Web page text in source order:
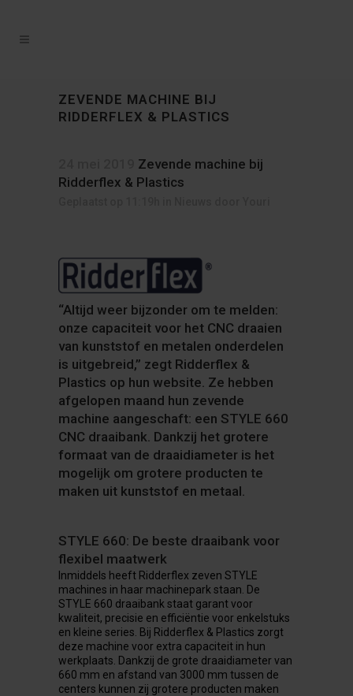
ZEVENDE MACHINE BIJ
RIDDERFLEX & PLASTICS
Zevende machine bij
Ridderflex & Plastics
“Altijd weer bijzonder om te melden:
onze capaciteit voor het CNC draaien
van kunststof en metalen onderdelen
is uitgebreid,” zegt Ridderflex &
Plastics op hun website. Ze hebben
afgelopen maand hun zevende
machine aangeschaft: een STYLE 660
CNC draaibank. Dankzij het grotere
formaat van de draaidiameter is het
mogelijk om grotere producten te
maken uit kunststof en metaal.
STYLE 660: De beste draaibank voor
flexibel maatwerk
Inmiddels heeft Ridderflex zeven STYLE
machines in haar machinepark staan. De
STYLE 660 draaibank staat garant voor
kwaliteit, precisie en efficiëntie voor enkelstuks
en kleine series. Bij Ridderflex & Plastics zorgt
deze machine voor extra capaciteit in hun
werkplaats. Dankzij de grote draaidiameter van
660 mm en afstand van 3000 mm tussen de
centers kunnen zij grotere producten maken